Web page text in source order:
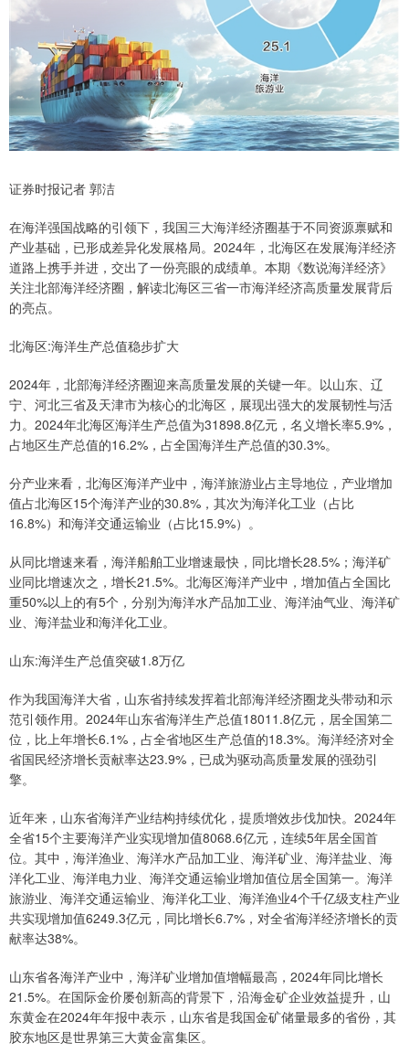
证券时报记者 郭洁
在海洋强国战略的引领下，我国三大海洋经济圈基于不同资源禀赋和
产业基础，已形成差异化发展格局。2024年，北海区在发展海洋经济
道路上携手并进，交出了一份亮眼的成绩单。本期《数说海洋经济》
关注北部海洋经济圈，解读北海区三省一市海洋经济高质量发展背后
的亮点。
北海区:海洋生产总值稳步扩大
2024年，北部海洋经济圈迎来高质量发展的关键一年。以山东、辽
宁、河北三省及天津市为核心的北海区，展现出强大的发展韧性与活
力。2024年北海区海洋生产总值为31898.8亿元，名义增长率5.9%，
占地区生产总值的16.2%，占全国海洋生产总值的30.3%。
分产业来看，北海区海洋产业中，海洋旅游业占主导地位，产业增加
值占北海区15个海洋产业的30.8%，其次为海洋化工业（占比
16.8%）和海洋交通运输业（占比15.9%）。
从同比增速来看，海洋船舶工业增速最快，同比增长28.5%；海洋矿
业同比增速次之，增长21.5%。北海区海洋产业中，增加值占全国比
重50%以上的有5个，分别为海洋水产品加工业、海洋油气业、海洋矿
业、海洋盐业和海洋化工业。
山东:海洋生产总值突破1.8万亿
作为我国海洋大省，山东省持续发挥着北部海洋经济圈龙头带动和示
范引领作用。2024年山东省海洋生产总值18011.8亿元，居全国第二
位，比上年增长6.1%，占全省地区生产总值的18.3%。海洋经济对全
省国民经济增长贡献率达23.9%，已成为驱动高质量发展的强劲引
擎。
近年来，山东省海洋产业结构持续优化，提质增效步伐加快。2024年
全省15个主要海洋产业实现增加值8068.6亿元，连续5年居全国首
位。其中，海洋渔业、海洋水产品加工业、海洋矿业、海洋盐业、海
洋化工业、海洋电力业、海洋交通运输业增加值位居全国第一。海洋
旅游业、海洋交通运输业、海洋化工业、海洋渔业4个千亿级支柱产业
共实现增加值6249.3亿元，同比增长6.7%，对全省海洋经济增长的贡
献率达38%。
山东省各海洋产业中，海洋矿业增加值增幅最高，2024年同比增长
21.5%。在国际金价屡创新高的背景下，沿海金矿企业效益提升，山
东黄金在2024年年报中表示，山东省是我国金矿储量最多的省份，其
胶东地区是世界第三大黄金富集区。